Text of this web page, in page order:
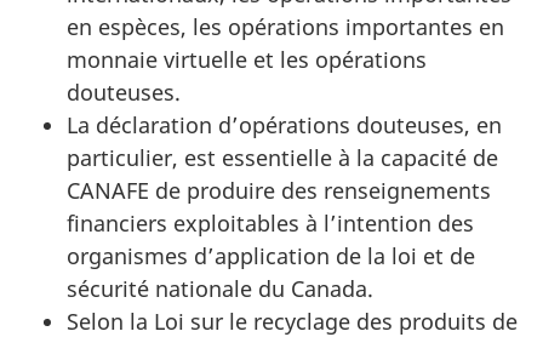
en espèces, les opérations importantes en
monnaie virtuelle et les opérations
douteuses.
La déclaration d’opérations douteuses, en
particulier, est essentielle à la capacité de
CANAFE de produire des renseignements
financiers exploitables à l’intention des
organismes d’application de la loi et de
sécurité nationale du Canada.
Selon la Loi sur le recyclage des produits de